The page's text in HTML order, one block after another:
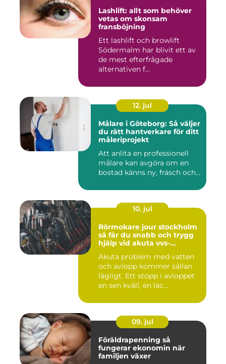
Lashlift: allt som behöver
vetas om skonsam
fransböjning
Ett lashlift och browlift
Södermalm har blivit ett av
de mest efterfrågade
alternativen f...
12. jul
Målare i Göteborg: Så väljer
du rätt hantverkare för ditt
måleriprojekt
Att anlita en professionell
målare kan avgöra om en
bostad känns ny, fräsch och...
10. jul
Rörmokare jour stockholm
så får du snabb och trygg
hjälp vid akuta vvs-
Akuta problem med vatten
och avlopp kommer sällan
lägligt. Ett stopp i avloppet
en sen kväll, en läc...
09. jul
Föräldrapenning så
fungerar ekonomin när
familjen växer